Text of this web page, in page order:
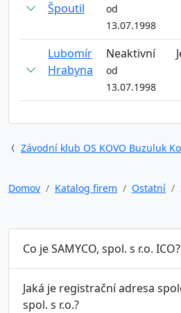
Špoutil
od
13.07.1998
Lubomír
Hrabyna
Neaktivní
od
13.07.1998
Závodní klub OS KOVO Buzuluk
Domov
Katalog firem Ostatní
Co je SAMYCO, spol. s r.o. ICO?
Jaká je registrační adresa
spol. s r.o.?